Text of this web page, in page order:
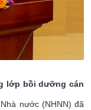
lớp bồi dưỡng cán
nước (NHNN) đã